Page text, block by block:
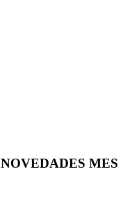
MES